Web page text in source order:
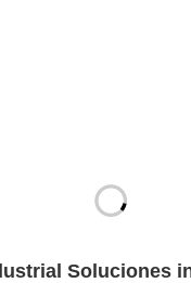
Soluciones